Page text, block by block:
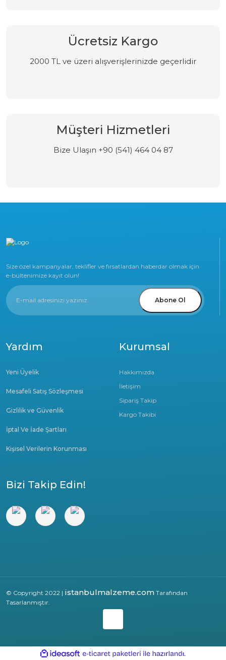
Ücretsiz Kargo
2000 TL ve üzeri alışverişlerinizde geçerlidir
Müşteri Hizmetleri
Bize Ulaşın +90 (541) 464 04 87
Size özel kampanyalar, teklifler ve fırsatlardan haberdar olmak için
e-bültenimize kayıt olun!
Abone Ol
Kurumsal
Hakkımızda
İletişim
Sipariş Takip
Kargo Takibi
Yardım
Yeni Üyelik
Mesafeli Satış Sözleşmesi
Gizlilik ve Güvenlik
İptal Ve İade Şartları
Kişisel Verilerin Korunması
Bizi Takip Edin!
© Copyright 2022 | istanbulmalzeme.com Tarafından
Tasarlanmıştır.
ideasoft
e-